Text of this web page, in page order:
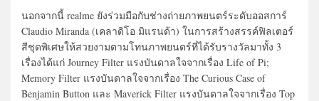
นอกจากนี้ realme ยังร่วมมือกับช่างถ่ายภาพยนตร์ระดับออสการ์
Claudio Miranda (เคลาดิโอ มิแรนด้า) ในการสร้างสรรค์ฟิลเตอร์
สีชุดพิเศษให้สวยงามตามโทนภาพยนตร์ที่ได้รับรางวัลมาทั้ง 3
เรื่องได้แก่ Journey Filter แรงบันดาลใจจากเรื่อง Life of Pi;
Memory Filter แรงบันดาลใจจากเรื่อง The Curious Case of
Benjamin Button และ Maverick Filter แรงบันดาลใจจากเรื่อง Top